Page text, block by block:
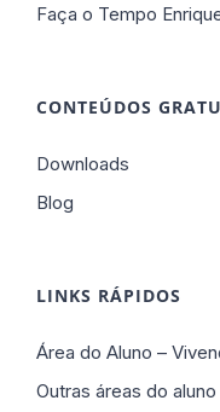
Faça o Tempo
CONTEÚDOS
Downloads
Blog
LINKS RÁPIDOS
Área do Aluno –
Outras áreas do aluno